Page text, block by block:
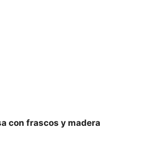
con frascos y madera